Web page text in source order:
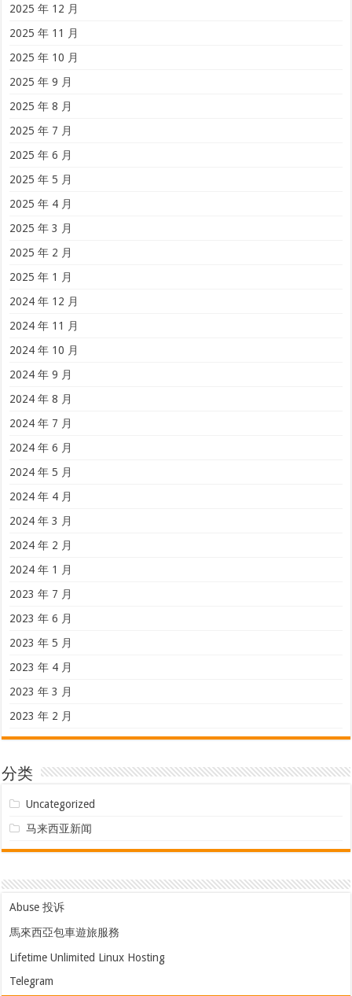
2025 年 12 月
2025 年 11 月
2025 年 10 月
2025 年 9 月
2025 年 8 月
2025 年 7 月
2025 年 6 月
2025 年 5 月
2025 年 4 月
2025 年 3 月
2025 年 2 月
2025 年 1 月
2024 年 12 月
2024 年 11 月
2024 年 10 月
2024 年 9 月
2024 年 8 月
2024 年 7 月
2024 年 6 月
2024 年 5 月
2024 年 4 月
2024 年 3 月
2024 年 2 月
2024 年 1 月
2023 年 7 月
2023 年 6 月
2023 年 5 月
2023 年 4 月
2023 年 3 月
2023 年 2 月
分类
Uncategorized
马来西亚新闻
Abuse 投诉
馬來西亞包車遊旅服務
Lifetime Unlimited Linux Hosting
Telegram